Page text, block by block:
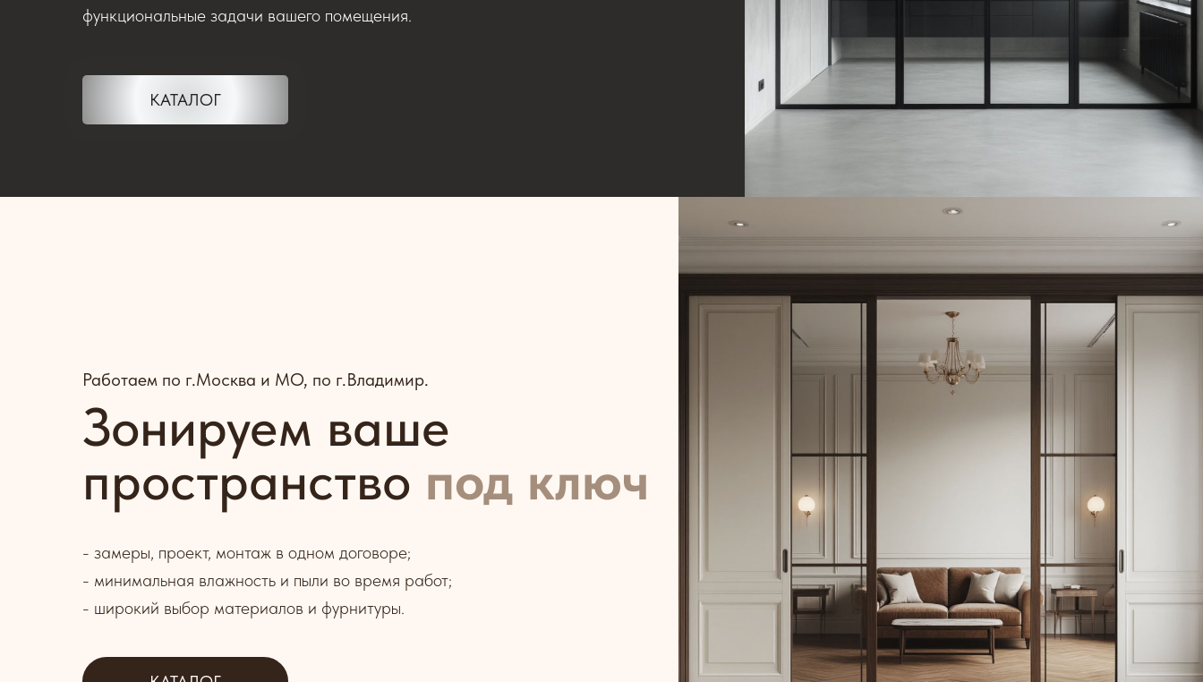
КАТАЛОГ
функциональные задачи вашего помещения.
Зонируем ваше
пространство под ключ
Работаем по г.Москва и МО, по г.Владимир.
- замеры, проект, монтаж в одном договоре;
- минимальная влажность и пыли во время работ;
- широкий выбор материалов и фурнитуры.